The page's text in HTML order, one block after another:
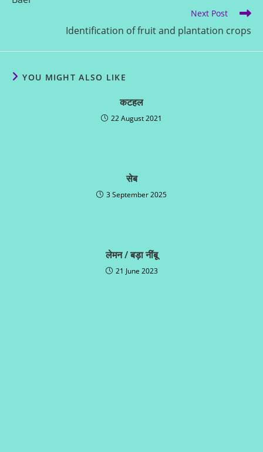
Next Post
Identification of fruit and plantation crops
YOU MIGHT ALSO LIKE
कटहल
22 August 2021
सेब
3 September 2025
लेमन / बड़ा नींबू
21 June 2023